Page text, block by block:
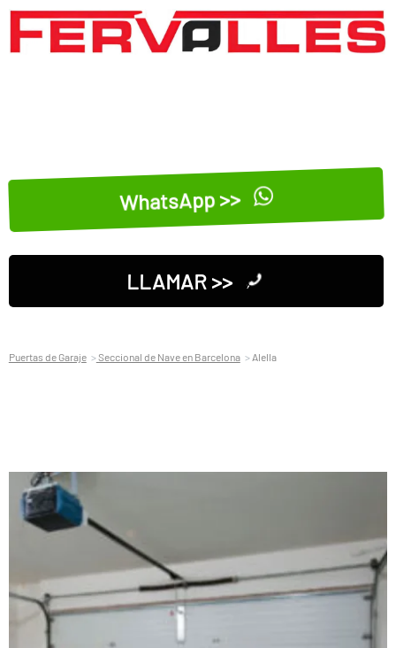
WhatsApp >>
LLAMAR >>
Puertas de Garaje Seccional de Nave en Barcelona Alella